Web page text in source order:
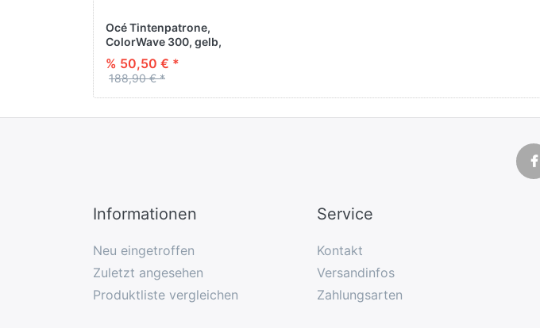
Océ Tintenpatrone,
ColorWave 300, gelb,
original, 350 ml
% 50,50 € *
188,90 € *
Informationen
Neu eingetroffen
Zuletzt angesehen
Produktliste vergleichen
Service
Kontakt
Versandinfos
Zahlungsarten